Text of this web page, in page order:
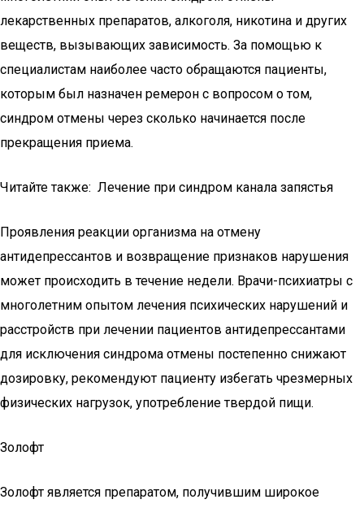
лекарственных препаратов, алкоголя, никотина и других
веществ, вызывающих зависимость. За помощью к
специалистам наиболее часто обращаются пациенты,
которым был назначен ремерон с вопросом о том,
синдром отмены через сколько начинается после
прекращения приема.
Читайте также: Лечение при синдром канала запястья
Проявления реакции организма на отмену
антидепрессантов и возвращение признаков нарушения
может происходить в течение недели. Врачи-психиатры с
многолетним опытом лечения психических нарушений и
расстройств при лечении пациентов антидепрессантами
для исключения синдрома отмены постепенно снижают
дозировку, рекомендуют пациенту избегать чрезмерных
физических нагрузок, употребление твердой пищи.
Золофт
Золофт является препаратом, получившим широкое